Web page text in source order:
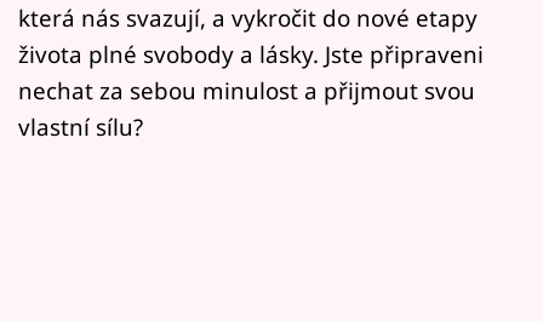
Sledujte nás
která nás svazují, a vykročit do nové etapy
života plné svobody a lásky. Jste připraveni
nechat za sebou minulost a přijmout svou
vlastní sílu?